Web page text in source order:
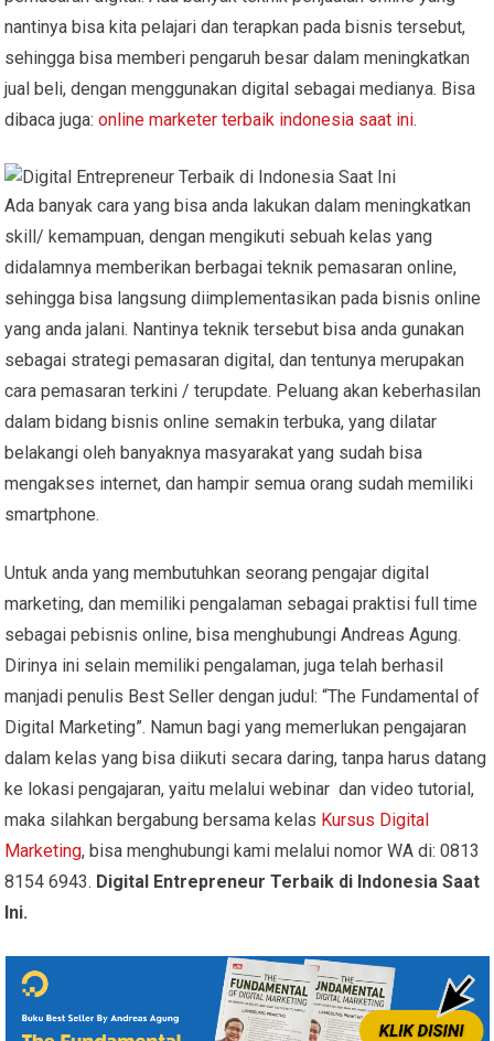
nantinya bisa kita pelajari dan terapkan pada bisnis tersebut,
sehingga bisa memberi pengaruh besar dalam meningkatkan
jual beli, dengan menggunakan digital sebagai medianya. Bisa
dibaca juga:online marketer terbaik indonesia saat ini.
Ada banyak cara yang bisa anda lakukan dalam meningkatkan
skill/ kemampuan, dengan mengikuti sebuah kelas yang
didalamnya memberikan berbagai teknik pemasaran online,
sehingga bisa langsung diimplementasikan pada bisnis online
yang anda jalani. Nantinya teknik tersebut bisa anda gunakan
sebagai strategi pemasaran digital, dan tentunya merupakan
cara pemasaran terkini / terupdate. Peluang akan keberhasilan
dalam bidang bisnis online semakin terbuka, yang dilatar
belakangi oleh banyaknya masyarakat yang sudah bisa
mengakses internet, dan hampir semua orang sudah memiliki
smartphone.
Untuk anda yang membutuhkan seorang pengajar digital
marketing, dan memiliki pengalaman sebagai praktisi full time
sebagai pebisnis online, bisa menghubungi Andreas Agung.
Dirinya ini selain memiliki pengalaman, juga telah berhasil
manjadi penulis Best Seller dengan judul: “The Fundamental of
Digital Marketing”. Namun bagi yang memerlukan pengajaran
dalam kelas yang bisa diikuti secara daring, tanpa harus datang
ke lokasi pengajaran, yaitu melalui webinar dan video tutorial,
maka silahkan bergabung bersama kelas Kursus Digital
Marketing, bisa menghubungi kami melalui nomor WA di: 0813
8154 6943. Digital Entrepreneur Terbaik di Indonesia Saat
Ini.